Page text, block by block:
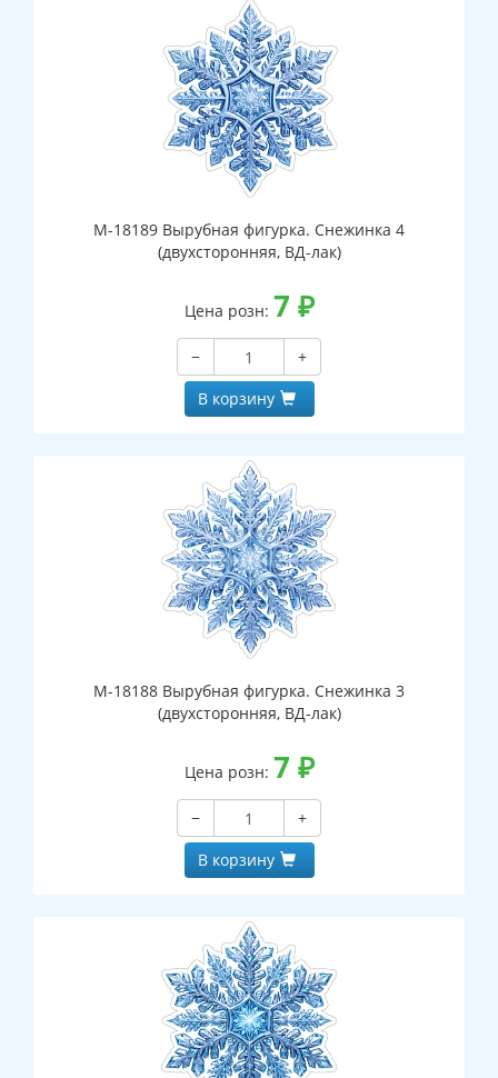
М-18189 Вырубная фигурка. Снежинка 4
(двухсторонняя, ВД-лак)
Цена розн: 7 ₽
−
+
В корзину
М-18188 Вырубная фигурка. Снежинка 3
(двухсторонняя, ВД-лак)
Цена розн: 7 ₽
−
+
В корзину